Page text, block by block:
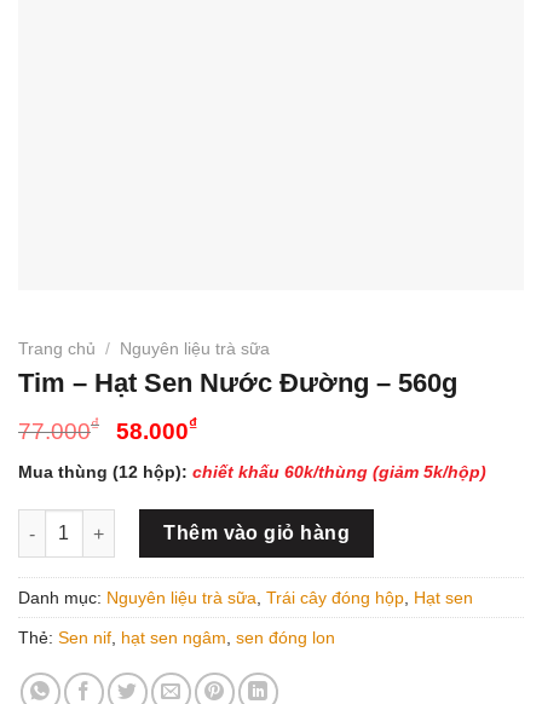
Trang chủ / Nguyên liệu trà sữa
Tim – Hạt Sen Nước Đường – 560g
77.000₫
Giá
gốc
là:
77.000₫.
58.000₫Giá
hiện
tại
là:
58.000₫.
Mua thùng (12 hộp): chiết khấu 60k/thùng (giảm 5k/hộp)
Tim - Hạt Sen Nước Đường - 560g số lượng
Thêm vào giỏ hàng
Danh mục: Nguyên liệu trà sữa Trái cây đóng hộp Hạt sen
Thẻ: Sen nif hạt sen ngâm sen đóng lon